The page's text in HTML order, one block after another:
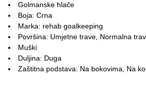
Golmanske hlače
Boja: Crna
Marka: rehab goalkeeping
Površina: Umjetne trave, Normalna
Muški
Duljina: Duga
Zaštitna podstava: Na bokovima, Na